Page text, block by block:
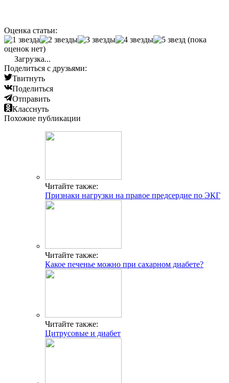
Оценка статьи:
(пока
оценок нет)
Загрузка...
Поделиться с друзьями:
Твитнуть
Поделиться
Отправить
Класснуть
Похожие публикации
Читайте также:
Признаки нагрузки на правое предсердие по ЭКГ
Читайте также:
Какое печенье можно при сахарном диабете?
Читайте также:
Цитрусовые и диабет